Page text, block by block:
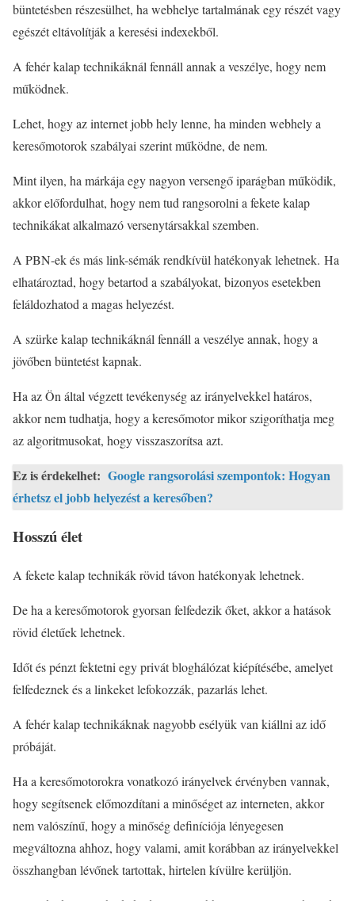
büntetésben részesülhet, ha webhelye tartalmának egy részét vagy
egészét eltávolítják a keresési indexekből.
A fehér kalap technikáknál fennáll annak a veszélye, hogy nem
működnek.
Lehet, hogy az internet jobb hely lenne, ha minden webhely a
keresőmotorok szabályai szerint működne, de nem.
Mint ilyen, ha márkája egy nagyon versengő iparágban működik,
akkor előfordulhat, hogy nem tud rangsorolni a fekete kalap
technikákat alkalmazó versenytársakkal szemben.
A PBN-ek és más link-sémák rendkívül hatékonyak lehetnek. Ha
elhatároztad, hogy betartod a szabályokat, bizonyos esetekben
feláldozhatod a magas helyezést.
A szürke kalap technikáknál fennáll a veszélye annak, hogy a
jövőben büntetést kapnak.
Ha az Ön által végzett tevékenység az irányelvekkel határos,
akkor nem tudhatja, hogy a keresőmotor mikor szigoríthatja meg
az algoritmusokat, hogy visszaszorítsa azt.
Ez is érdekelhet: Google rangsorolási szempontok: Hogyan
érhetsz el jobb helyezést a keresőben?
Hosszú élet
A fekete kalap technikák rövid távon hatékonyak lehetnek.
De ha a keresőmotorok gyorsan felfedezik őket, akkor a hatások
rövid életűek lehetnek.
Időt és pénzt fektetni egy privát bloghálózat kiépítésébe, amelyet
felfedeznek és a linkeket lefokozzák, pazarlás lehet.
A fehér kalap technikáknak nagyobb esélyük van kiállni az idő
próbáját.
Ha a keresőmotorokra vonatkozó irányelvek érvényben vannak,
hogy segítsenek előmozdítani a minőséget az interneten, akkor
nem valószínű, hogy a minőség definíciója lényegesen
megváltozna ahhoz, hogy valami, amit korábban az irányelvekkel
összhangban lévőnek tartottak, hirtelen kívülre kerüljön.